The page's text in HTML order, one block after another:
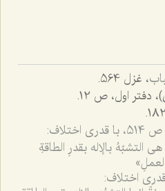
، غزل 564.
دفتر اول، ص 12.
التشبّهُ بالإله بقدرِ الطاقةِ